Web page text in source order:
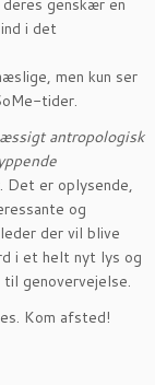
genskær en
i det
men kun ser
tider.
antropologisk
Det er oplysende,
og
der vil blive
i et helt nyt lys og
genovervejelse.
Kom afsted!